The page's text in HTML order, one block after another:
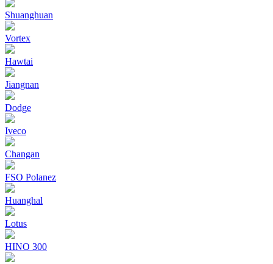
Shuanghuan
Vortex
Hawtai
Jiangnan
Dodge
Iveco
Changan
FSO Polanez
Huanghal
Lotus
HINO 300